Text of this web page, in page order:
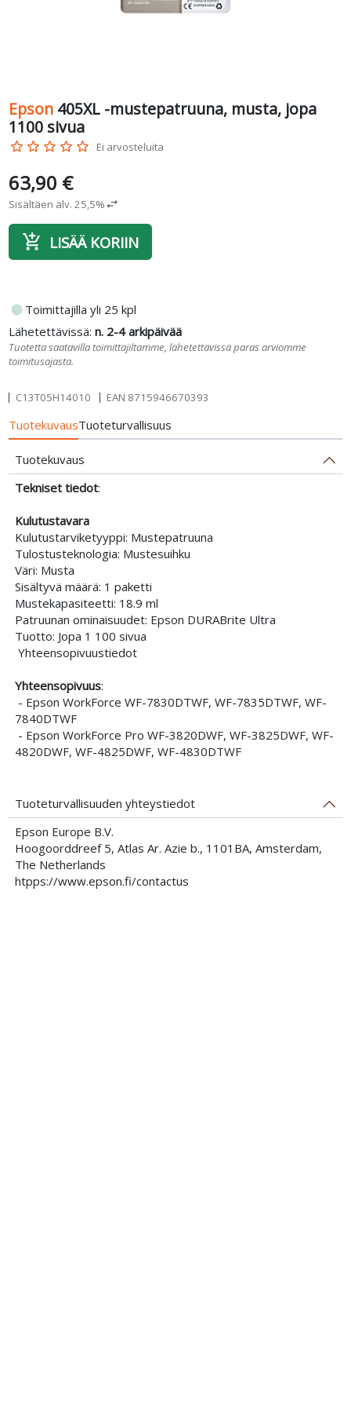
Epson 405XL -mustepatruuna, musta, jopa
1100 sivua
star_border star_border star_border star_border star_border Ei arvosteluita
63,90 €
Sisältäen alv. 25,5%swap_horiz
add_shopping_cart LISÄÄ KORIIN
fiber_manual_record Toimittajilla yli 25 kpl
Lähetettävissä:n. 2-4 arkipäivää
Tuotetta saatavilla toimittajiltamme, lähetettävissä paras arviomme
toimitusajasta.
C13T05H14010 EAN 8715946670393
TuotekuvausTuoteturvallisuus
Tuotekuvaus
Tekniset tiedot:
Kulutustavara
Kulutustarviketyyppi: Mustepatruuna
Tulostusteknologia: Mustesuihku
Väri: Musta
Sisältyvä määrä: 1 paketti
Mustekapasiteetti: 18.9 ml
Patruunan ominaisuudet: Epson DURABrite Ultra
Tuotto: Jopa 1 100 sivua
Yhteensopivuustiedot
Yhteensopivuus:
- Epson WorkForce WF-7830DTWF, WF-7835DTWF, WF-
7840DTWF
- Epson WorkForce Pro WF-3820DWF, WF-3825DWF, WF-
4820DWF, WF-4825DWF, WF-4830DTWF
Tuoteturvallisuuden yhteystiedot
Epson Europe B.V.
Hoogoorddreef 5, Atlas Ar. Azie b., 1101BA, Amsterdam,
The Netherlands
htpps://www.epson.fi/contactus